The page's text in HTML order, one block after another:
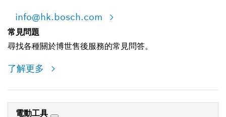
info@hk.bosch.com
常見問題
尋找各種關於博世售後服務的常見問答。
了解更多
電動工具